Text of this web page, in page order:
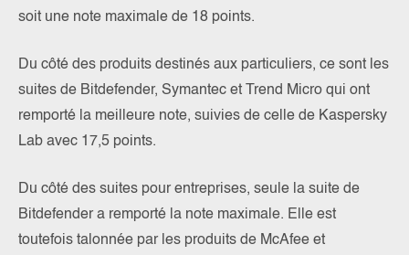
soit une note maximale de 18 points.
Du côté des produits destinés aux particuliers, ce sont les
suites de Bitdefender, Symantec et Trend Micro qui ont
remporté la meilleure note, suivies de celle de Kaspersky
Lab avec 17,5 points.
Du côté des suites pour entreprises, seule la suite de
Bitdefender a remporté la note maximale. Elle est
toutefois talonnée par les produits de McAfee et